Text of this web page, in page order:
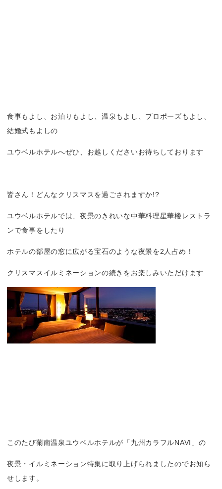
食事もよし、お泊りもよし、温泉もよし、プロポーズもよし、
結婚式もよしの
ユウベルホテルへぜひ、お越しくださいお待ちしております
皆さん！どんなクリスマスを過ごされますか!?
ユウベルホテルでは、夜景のきれいな中華料理星華楼レストラ
ンで食事をしたり
ホテルの部屋の窓に広がる宝石のような夜景を2人占め！
クリスマスイルミネーションの続きをお楽しみいただけます
このたび菊南温泉ユウベルホテルが「九州カラフルNAVI」の
夜景・イルミネーション特集に取り上げられましたのでお知ら
せします。